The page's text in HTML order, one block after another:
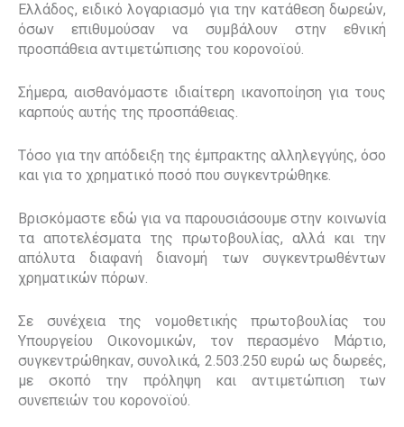
Ελλάδος, ειδικό λογαριασμό για την κατάθεση δωρεών,
όσων επιθυμούσαν να συμβάλουν στην εθνική
προσπάθεια αντιμετώπισης του κορονοϊού.
Σήμερα, αισθανόμαστε ιδιαίτερη ικανοποίηση για τους
καρπούς αυτής της προσπάθειας.
Τόσο για την απόδειξη της έμπρακτης αλληλεγγύης, όσο
και για το χρηματικό ποσό που συγκεντρώθηκε.
Βρισκόμαστε εδώ για να παρουσιάσουμε στην κοινωνία
τα αποτελέσματα της πρωτοβουλίας, αλλά και την
απόλυτα διαφανή διανομή των συγκεντρωθέντων
χρηματικών πόρων.
Σε συνέχεια της νομοθετικής πρωτοβουλίας του
Υπουργείου Οικονομικών, τον περασμένο Μάρτιο,
συγκεντρώθηκαν, συνολικά, 2.503.250 ευρώ ως δωρεές,
με σκοπό την πρόληψη και αντιμετώπιση των
συνεπειών του κορονοϊού.